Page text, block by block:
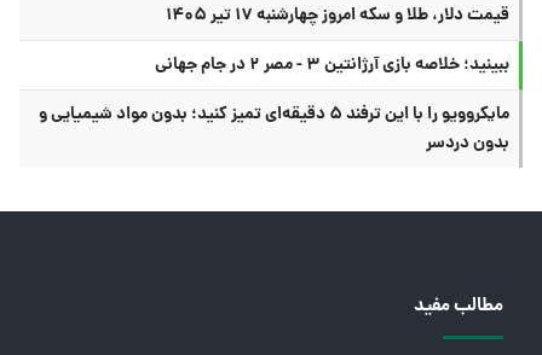
قیمت دلار، طلا و سکه امروز چهارشنبه ۱۷ تیر ۱۴۰۵
ببینید؛ خلاصه بازی آرژانتین ۳ - مصر ۲ در جام جهانی
مایکروویو را با این ترفند ۵ دقیقه‌ای تمیز کنید؛ بدون مواد شیمیایی و
بدون دردسر
مطالب مفید